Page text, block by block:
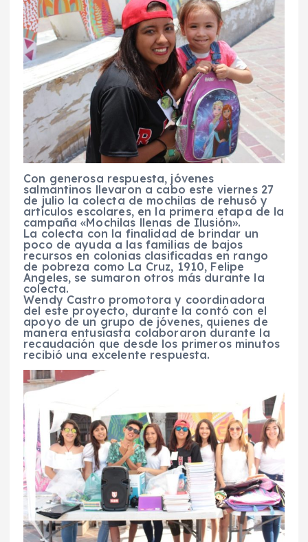
Con generosa respuesta, jóvenes
salmantinos llevaron a cabo este viernes 27
de julio la colecta de mochilas de rehusó y
artículos escolares, en la primera etapa de la
campaña «Mochilas llenas de Ilusión».
La colecta con la finalidad de brindar un
poco de ayuda a las familias de bajos
recursos en colonias clasificadas en rango
de pobreza como La Cruz, 1910, Felipe
Angeles, se sumaron otros más durante la
colecta.
Wendy Castro promotora y coordinadora
del este proyecto, durante la contó con el
apoyo de un grupo de jóvenes, quienes de
manera entusiasta colaboraron durante la
recaudación que desde los primeros minutos
recibió una excelente respuesta.